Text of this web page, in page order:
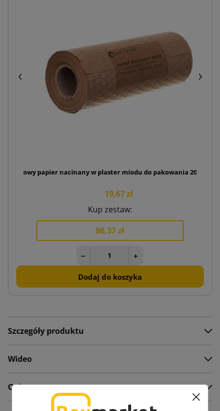
Brązowy papier nacinany w plaster miodu do pakowania 20cm x
19,67 zł
Kup zestaw:
86,37 zł
− +
Dodaj do koszyka
Szczegóły produktu
Wideo
Opis